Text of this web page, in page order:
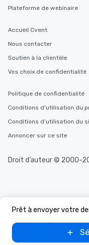
Prêt à envoyer votre
Plateforme de webinaire
Accueil Cvent
Nous contacter
Soutien à la clientèle
Vos choix de confidentialité
Politique de confidentialité
Conditions d’utilisation du
Conditions d’utilisation du
Annoncer sur ce site
Droit d’auteur © 2000-